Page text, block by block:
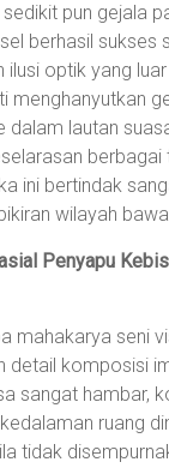
pun gejala
berhasil sukses
ilusi optik yang
menghanyutkan
dalam lautan
berbagai
ini bertindak
wilayah
Penyapu
mahakarya seni
detail komposisi
sangat hambar,
ruang
tidak